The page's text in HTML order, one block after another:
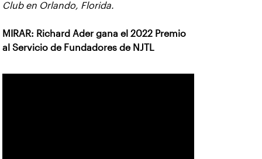
Club en Orlando, Florida.
MIRAR: Richard Ader gana el 2022 Premio
al Servicio de Fundadores de NJTL